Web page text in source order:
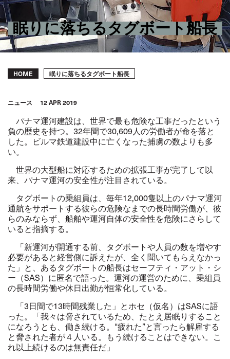
眠りに落ちるタグボート船長
Breadcrumb
HOME 眠りに落ちるタグボート船長
ニュース 12 APR 2019
パナマ運河建設は、世界で最も危険な工事だったという
負の歴史を持つ。32年間で30,609人の労働者が命を落と
した。ビルマ鉄道建設中に亡くなった捕虜の数よりも多
い。
世界の大型船に対応するための拡張工事が完了して以
来、パナマ運河の安全性が注目されている。
タグボートの乗組員は、毎年12,000隻以上のパナマ運河
通航をサポートする彼らの危険なまでの長時間労働が、彼
らのみならず、船舶や運河自体の安全性を危険にさらして
いると指摘する。
「新運河が開通する前、タグボートや人員の数を増やす
必要があると経営側に訴えたが、全く聞いてもらえなかっ
た」と、あるタグボートの船長はセーフティ・アット・シ
ー（SAS）に匿名で語った。運河の運営のために、乗組員
の長時間労働や休日出勤が恒常化している。
「3日間で13時間残業した」とホセ（仮名）はSASに語
った。「我々は脅されているため、たとえ居眠りすること
になろうとも、働き続ける。“疲れた”と言ったら解雇する
と脅された者が４人いる。もう続けることはできない。こ
れ以上続けるのは無責任だ」